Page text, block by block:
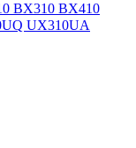
BX310 BX410
UX310UA